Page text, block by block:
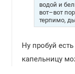
водой и
вот–вот
терпимо,
Ну пробуй
капельницу